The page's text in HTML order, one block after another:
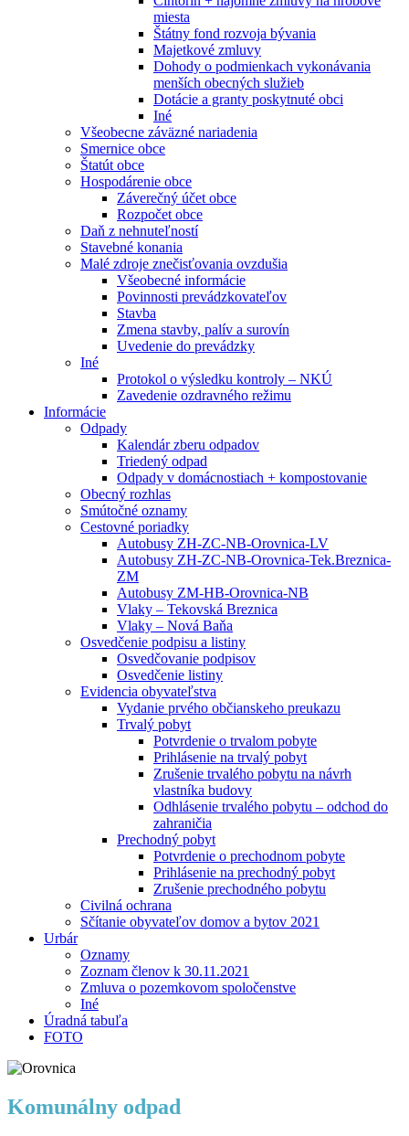
miesta
Štátny fond rozvoja bývania
Majetkové zmluvy
Dohody o podmienkach vykonávania
menších obecných služieb
Dotácie a granty poskytnuté obci
Iné
Všeobecne záväzné nariadenia
Smernice obce
Štatút obce
Hospodárenie obce
Záverečný účet obce
Rozpočet obce
Daň z nehnuteľností
Stavebné konania
Malé zdroje znečisťovania ovzdušia
Všeobecné informácie
Povinnosti prevádzkovateľov
Stavba
Zmena stavby, palív a surovín
Uvedenie do prevádzky
Iné
Protokol o výsledku kontroly – NKÚ
Zavedenie ozdravného režimu
Informácie
Odpady
Kalendár zberu odpadov
Triedený odpad
Odpady v domácnostiach + kompostovanie
Obecný rozhlas
Smútočné oznamy
Cestovné poriadky
Autobusy ZH-ZC-NB-Orovnica-LV
Autobusy ZH-ZC-NB-Orovnica-Tek.Breznica-
ZM
Autobusy ZM-HB-Orovnica-NB
Vlaky – Tekovská Breznica
Vlaky – Nová Baňa
Osvedčenie podpisu a listiny
Osvedčovanie podpisov
Osvedčenie listiny
Evidencia obyvateľstva
Vydanie prvého občianskeho preukazu
Trvalý pobyt
Potvrdenie o trvalom pobyte
Prihlásenie na trvalý pobyt
Zrušenie trvalého pobytu na návrh
vlastníka budovy
Odhlásenie trvalého pobytu – odchod do
zahraničia
Prechodný pobyt
Potvrdenie o prechodnom pobyte
Prihlásenie na prechodný pobyt
Zrušenie prechodného pobytu
Civilná ochrana
Sčítanie obyvateľov domov a bytov 2021
Urbár
Oznamy
Zoznam členov k 30.11.2021
Zmluva o pozemkovom spoločenstve
Iné
Úradná tabuľa
FOTO
Komunálny odpad